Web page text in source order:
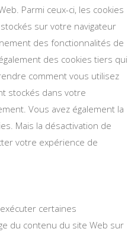
Parmi ceux-ci, les cookies
sur votre navigateur
des fonctionnalités de
des cookies tiers qui
comment vous utilisez
stockés dans votre
Vous avez également la
Mais la désactivation de
votre expérience de
certaines
du contenu du site Web sur